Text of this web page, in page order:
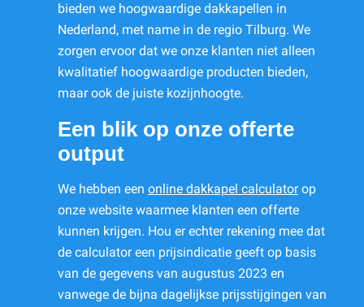
bieden we hoogwaardige dakkapellen in
Nederland, met name in de regio Tilburg. We
zorgen ervoor dat we onze klanten niet alleen
kwalitatief hoogwaardige producten bieden,
maar ook de juiste kozijnhoogte.
Een blik op onze offerte
output
We hebben een online dakkapel calculatorop
onze website waarmee klanten een offerte
kunnen krijgen. Hou er echter rekening mee dat
de calculator een prijsindicatie geeft op basis
van de gegevens van augustus 2023 en
vanwege de bijna dagelijkse prijsstijgingen van